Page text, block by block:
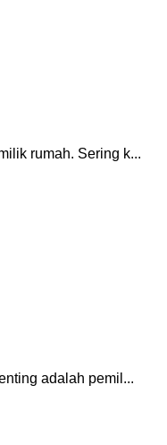
rumah. Sering k...
adalah pemil...